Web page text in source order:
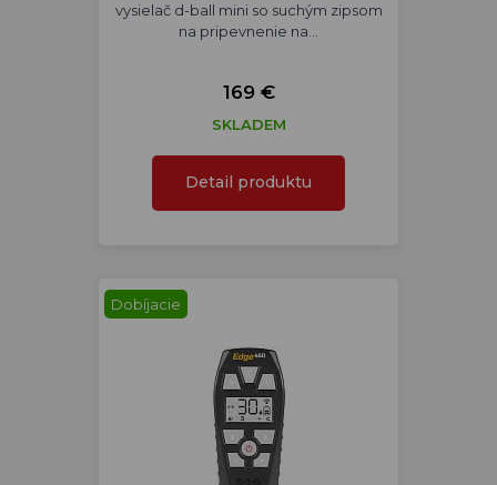
vysielač d-ball mini so suchým zipsom
na pripevnenie na…
169 €
SKLADEM
Detail produktu
Dobíjacie